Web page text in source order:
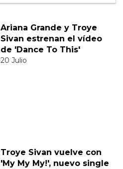
Ariana Grande y Troye
Sivan estrenan el vídeo
de 'Dance To This'
20 Julio
Troye Sivan vuelve con
'My My My!', nuevo single